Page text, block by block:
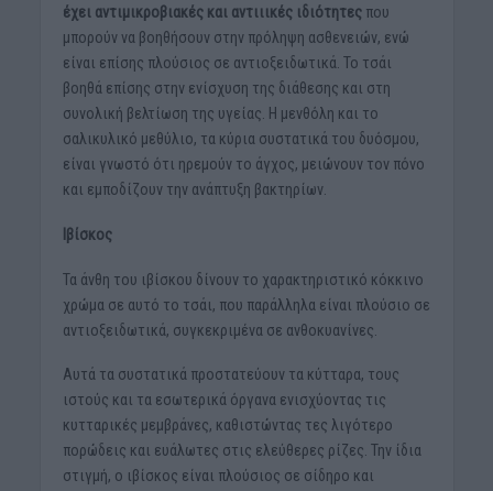
έχει αντιμικροβιακές και αντιιικές ιδιότητεςπου
μπορούν να βοηθήσουν στην πρόληψη ασθενειών, ενώ
είναι επίσης πλούσιος σε αντιοξειδωτικά. Το τσάι
βοηθά επίσης στην ενίσχυση της διάθεσης και στη
συνολική βελτίωση της υγείας. Η μενθόλη και το
σαλικυλικό μεθύλιο, τα κύρια συστατικά του δυόσμου,
είναι γνωστό ότι ηρεμούν το άγχος, μειώνουν τον πόνο
και εμποδίζουν την ανάπτυξη βακτηρίων.
Ιβίσκος
Τα άνθη του ιβίσκου δίνουν το χαρακτηριστικό κόκκινο
χρώμα σε αυτό το τσάι, που παράλληλα είναι πλούσιο σε
αντιοξειδωτικά, συγκεκριμένα σε ανθοκυανίνες.
Αυτά τα συστατικά προστατεύουν τα κύτταρα, τους
ιστούς και τα εσωτερικά όργανα ενισχύοντας τις
κυτταρικές μεμβράνες, καθιστώντας τες λιγότερο
πορώδεις και ευάλωτες στις ελεύθερες ρίζες. Την ίδια
στιγμή, ο ιβίσκος είναι πλούσιος σε σίδηρο και